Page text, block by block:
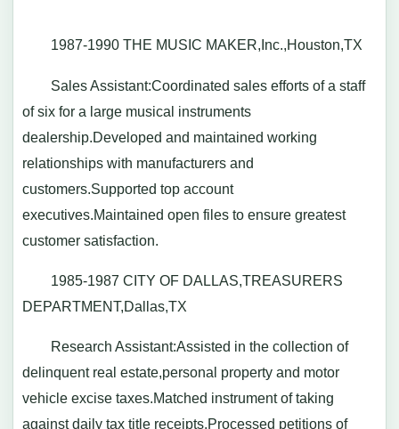
1987-1990 THE MUSIC MAKER,Inc.,Houston,TX
Sales Assistant:Coordinated sales efforts of a staff
of six for a large musical instruments
dealership.Developed and maintained working
relationships with manufacturers and
customers.Supported top account
executives.Maintained open files to ensure greatest
customer satisfaction.
1985-1987 CITY OF DALLAS,TREASURERS
DEPARTMENT,Dallas,TX
Research Assistant:Assisted in the collection of
delinquent real estate,personal property and motor
vehicle excise taxes.Matched instrument of taking
against daily tax title receipts.Processed petitions of